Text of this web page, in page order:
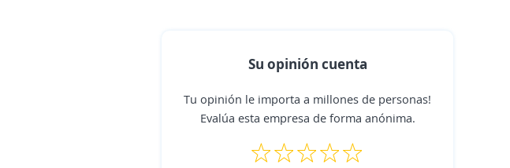
Su opinión cuenta
Tu opinión le importa a millones de personas!
Evalúa esta empresa de forma anónima.